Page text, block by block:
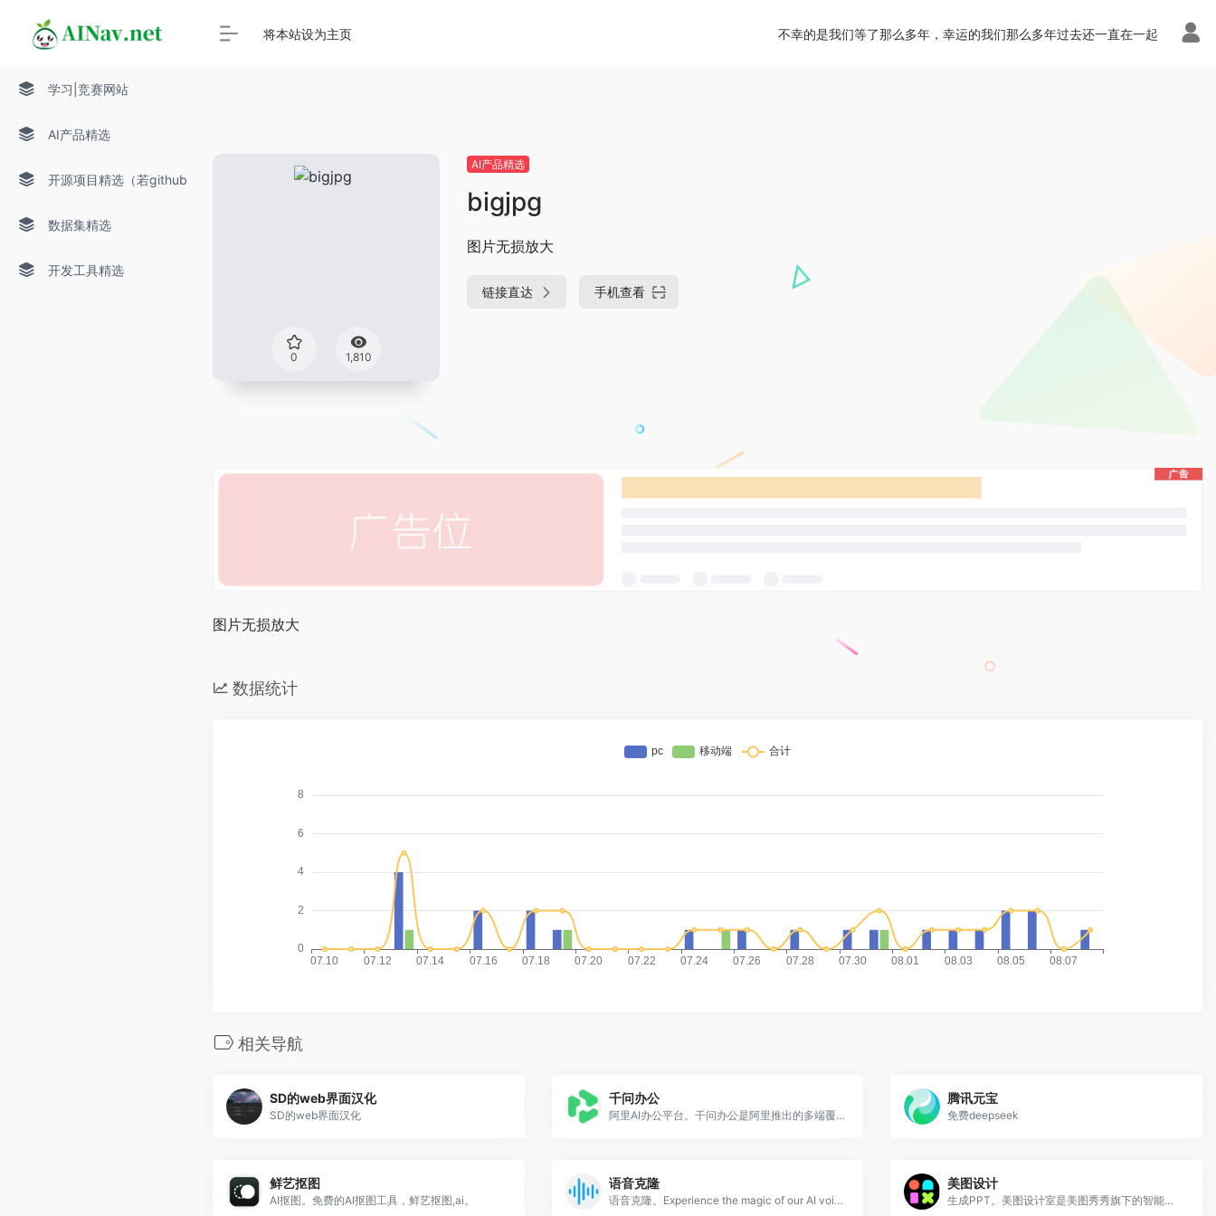
学习|竞赛网站
AI产品精选
开源项目精选（若github
打不开，请多试几次）
数据集精选
开发工具精选
将本站设为主页 不幸的是我们等了那么多年，幸运的我们那么多年过去还一直在一起
0 1,810
AI产品精选
bigjpg
图片无损放大
链接直达 手机查看
图片无损放大
数据统计
相关导航
SD的web界面汉化
SD的web界面汉化
千问办公
阿里AI办公平台。干问办公是阿里推出的多端覆盖（桌面、网页、钉钉）的AI办公平台
腾讯元宝
免费deepseek
鲜艺抠图
AI抠图。免费的AI抠图工具，鲜艺抠图,ai。
语音克隆
语音克隆。Experience the magic of our AI voice changer at voicechanger.im. Easily upload recordings or text to transform your voice with advanced effects, including our girl voice changer and free voice changer online. Perfect for content creation, privacy, and entertainment.
美图设计
生成PPT。美图设计室是美图秀秀旗下的智能设计在线协作平台，是一款平面设计工具和在线平面设计软件,提供海量海报模板,跨境电商模板,跨境电商banner,跨境电商主图,邀请函,公告通知,喜报,logo等免费设计素材和模板,可在线智能生成海报,一键换色,一键换装,一键去水印,图片高清修复,无损放大,抠图,拼图。